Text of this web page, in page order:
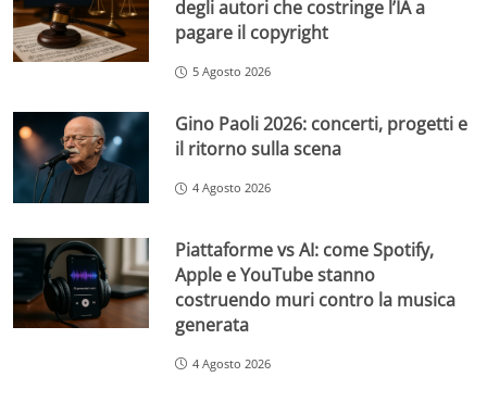
degli autori che costringe l’IA a
pagare il copyright
5 Agosto 2026
Gino Paoli 2026: concerti, progetti e
il ritorno sulla scena
4 Agosto 2026
Piattaforme vs AI: come Spotify,
Apple e YouTube stanno
costruendo muri contro la musica
generata
4 Agosto 2026